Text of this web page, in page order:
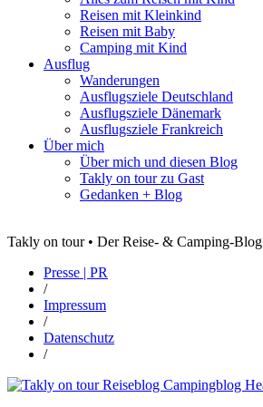
Reisen mit Kleinkind
Reisen mit Baby
Camping mit Kind
Ausflug
Wanderungen
Ausflugsziele Deutschland
Ausflugsziele Dänemark
Ausflugsziele Frankreich
Über mich
Über mich und diesen Blog
Takly on tour zu Gast
Gedanken + Blog
Takly on tour • Der Reise- & Camping-Blog
Presse | PR
/
Impressum
/
Datenschutz
/